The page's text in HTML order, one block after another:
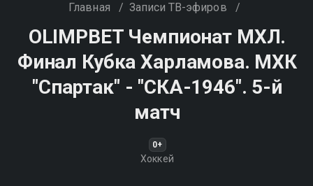
Главная / Записи ТВ-эфиров /
OLIMPBET Чемпионат МХЛ.
Финал Кубка Харламова. МХК
"Спартак" - "СКА-1946". 5-й
матч
0+
Хоккей